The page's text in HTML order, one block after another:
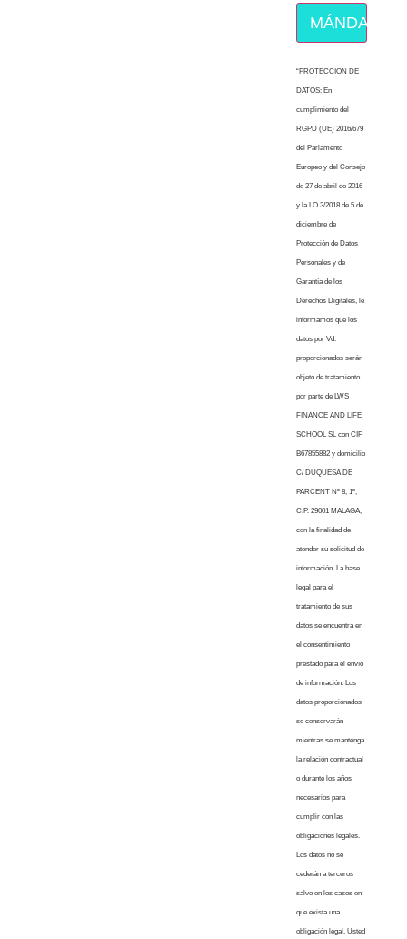
MÁNDAME
“PROTECCION DE
DATOS: En
cumplimiento del
RGPD (UE) 2016/679
del Parlamento
Europeo y del Consejo
de 27 de abril de 2016
y la LO 3/2018 de 5 de
diciembre de
Protección de Datos
Personales y de
Garantía de los
Derechos Digitales, le
informamos que los
datos por Vd.
proporcionados serán
objeto de tratamiento
por parte de LWS
FINANCE AND LIFE
SCHOOL SL con CIF
B67855882 y domicilio
C/ DUQUESA DE
PARCENT Nº 8, 1º,
C.P. 29001 MALAGA,
con la finalidad de
atender su solicitud de
información. La base
legal para el
tratamiento de sus
datos se encuentra en
el consentimiento
prestado para el envío
de información. Los
datos proporcionados
se conservarán
mientras se mantenga
la relación contractual
o durante los años
necesarios para
cumplir con las
obligaciones legales.
Los datos no se
cederán a terceros
salvo en los casos en
que exista una
obligación legal. Usted